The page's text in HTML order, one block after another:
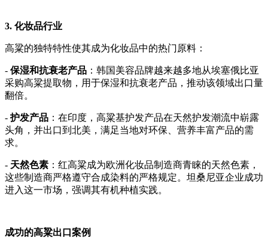
3. 化妆品行业
高粱的独特特性使其成为化妆品中的热门原料：
- 保湿和抗衰老产品 ：韩国美容品牌越来越多地从埃塞俄比亚
采购高粱提取物，用于保湿和抗衰老产品，推动该领域出口量
翻倍。
- 护发产品 ：在印度，高粱基护发产品在天然护发潮流中崭露
头角，并出口到北美，满足当地对环保、营养丰富产品的需
求。
- 天然色素 ：红高粱成为欧洲化妆品制造商青睐的天然色素，
这些制造商严格遵守合成染料的严格规定。坦桑尼亚企业成功
进入这一市场，强调其有机种植实践。
成功的高粱出口案例